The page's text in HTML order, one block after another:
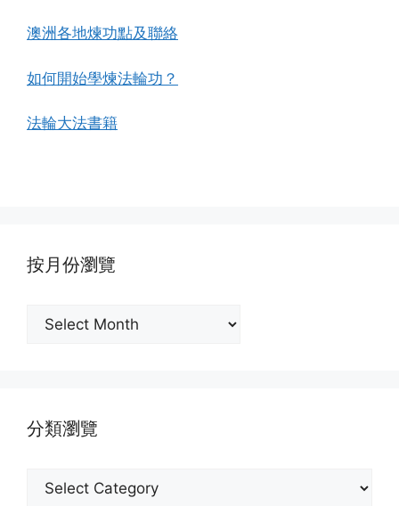
澳洲各地煉功點及聯絡
如何開始學煉法輪功？
法輪大法書籍
按月份瀏覽
分類瀏覽